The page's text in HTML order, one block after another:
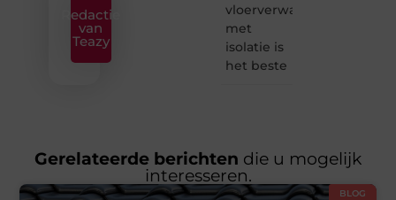
Redactie
van
Teazy
vloerverwarming
met
isolatie is
het beste
Gerelateerde berichten die u mogelijk
interesseren.
BLOG